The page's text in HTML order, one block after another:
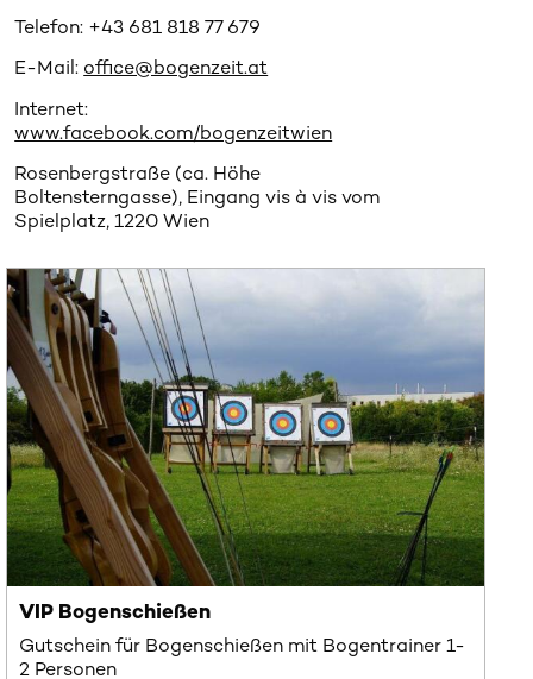
Telefon: +43 681 818 77 679
E-Mail: office@bogenzeit.at
Internet:
www.facebook.com/bogenzeitwien
Rosenbergstraße (ca. Höhe
Boltensterngasse), Eingang vis à vis vom
Spielplatz, 1220 Wien
VIP Bogenschießen
Gutschein für Bogenschießen mit Bogentrainer 1-
2 Personen